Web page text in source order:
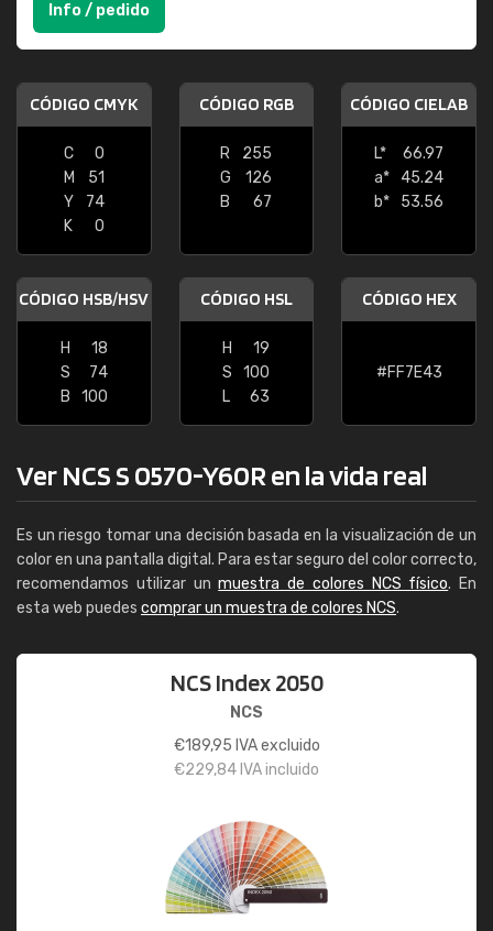
Info / pedido
CÓDIGO CMYK
C
0
M
51
Y
74
K
0
CÓDIGO RGB
R
255
G
126
B
67
CÓDIGO CIELAB
L*
66.97
a*
45.24
b*
53.56
CÓDIGO HSB/HSV
H
18
S
74
B
100
CÓDIGO HSL
H
19
S
100
L
63
CÓDIGO HEX
#FF7E43
Ver NCS S 0570-Y60R en la vida real
Es un riesgo tomar una decisión basada en la visualización de un
color en una pantalla digital. Para estar seguro del color correcto,
recomendamos utilizar unmuestra de colores NCS físico. En
esta web puedes comprar un muestra de colores NCS.
NCS Index 2050
NCS
€189,95 IVA excluido
€229,84 IVA incluido